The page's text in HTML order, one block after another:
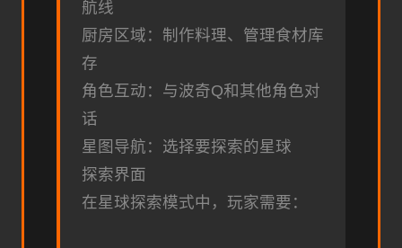
航线
厨房区域：制作料理、管理食材库
存
角色互动：与波奇Q和其他角色对
话
星图导航：选择要探索的星球
探索界面
在星球探索模式中，玩家需要：